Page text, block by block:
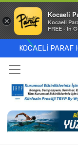
KOCAELİ PARAF
×
Kocaeli
Kocaeli
FREE - In